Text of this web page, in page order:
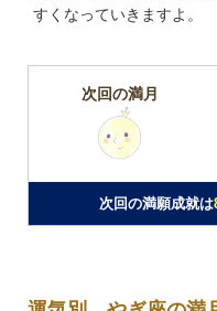
すくなっていきますよ。
次回の満月
次回の満願成就は